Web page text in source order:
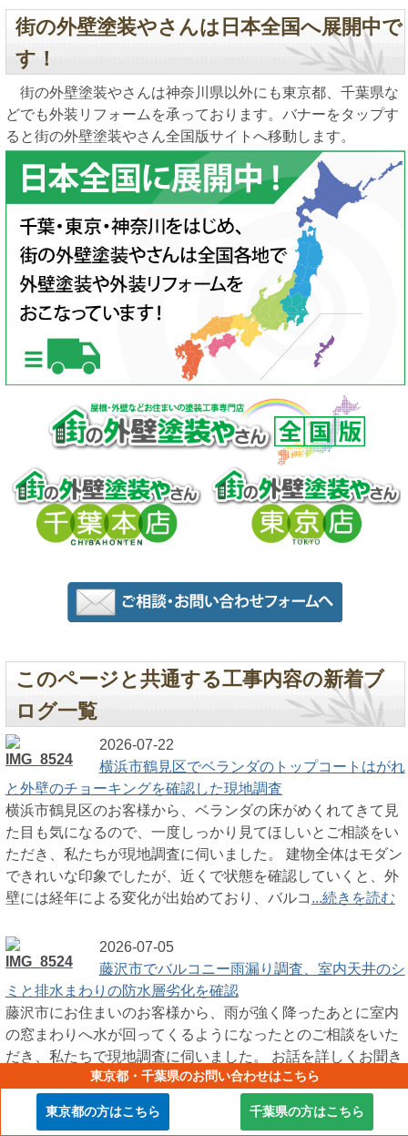
街の外壁塗装やさんは日本全国へ展開中で
す！
街の外壁塗装やさんは神奈川県以外にも東京都、千葉県な
どでも外装リフォームを承っております。バナーをタップす
ると街の外壁塗装やさん全国版サイトへ移動します。
このページと共通する工事内容の新着ブ
ログ一覧
2026-07-22
横浜市鶴見区でベランダのトップコートはがれ
と外壁のチョーキングを確認した現地調査
横浜市鶴見区のお客様から、ベランダの床がめくれてきて見
た目も気になるので、一度しっかり見てほしいとご相談をい
ただき、私たちが現地調査に伺いました。 建物全体はモダン
できれいな印象でしたが、近くで状態を確認していくと、外
壁には経年による変化が出始めており、バルコ ...続きを読む
2026-07-05
藤沢市でバルコニー雨漏り調査、室内天井のシ
ミと排水まわりの防水層劣化を確認
藤沢市にお住まいのお客様から、雨が強く降ったあとに室内
の窓まわりへ水が回ってくるようになったとのご相談をいた
だき、私たちで現地調査に伺いました。 お話を詳しくお聞き
すると、普段は大きな異変がないものの、降雨量が多い日ほ
ど症状が出やすいとのことでした。 実際に建
...続きを読む
東京都・千葉県のお問い合わせはこちら
東京都の方はこちら 千葉県の方はこちら